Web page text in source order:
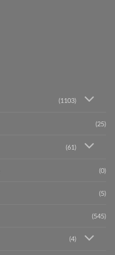
(1103)
(25)
(61)
(0)
(5)
(545)
(4)